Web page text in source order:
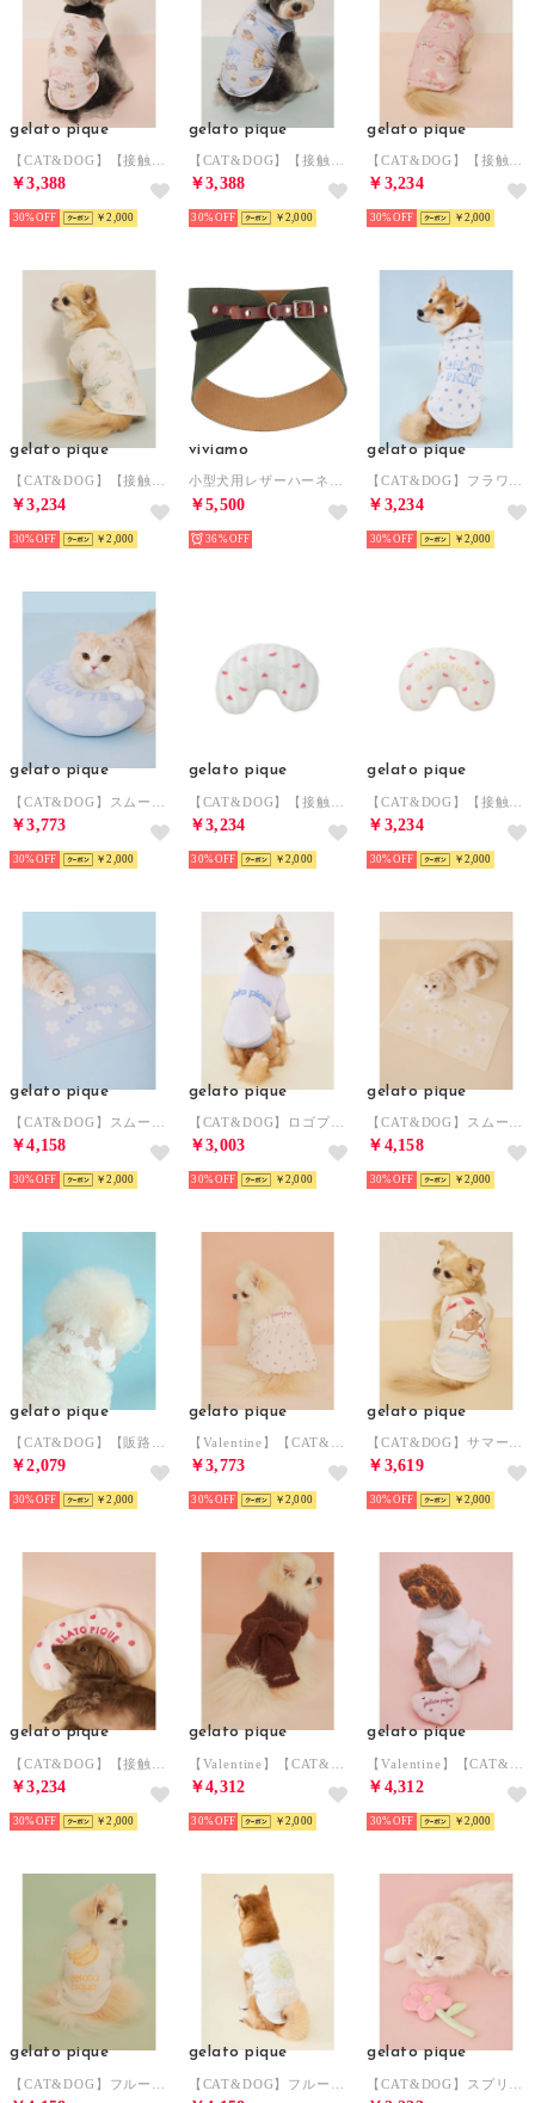
gelato pique
￥3,388
30% ￥2,000
gelato pique
￥3,388
30% ￥2,000
gelato pique
￥3,234
30% ￥2,000
gelato pique
【CAT&DOG】【接触冷感】ビーチ マルチーズ ポメラニアン チワワ柄Coolingプルオーバー 【返品不可商品】 （CRM）
￥3,234
30% ￥2,000
viviamo
小型犬用レザーハーネス 【返品不可商品】 （GR）
￥5,500
36%
gelato pique
【CAT&DOG】フラワー柄裏毛フーディー 【返品不可商品】 （BLU）
￥3,234
30% ￥2,000
gelato pique
￥3,773
30% ￥2,000
gelato pique
￥3,234
30% ￥2,000
gelato pique
￥3,234
30% ￥2,000
gelato pique
￥4,158
30% ￥2,000
gelato pique
￥3,003
30% ￥2,000
gelato pique
￥4,158
30% ￥2,000
gelato pique
￥2,079
30% ￥2,000
gelato pique
￥3,773
30% ￥2,000
gelato pique
￥3,619
30% ￥2,000
gelato pique
￥3,234
30% ￥2,000
gelato pique
￥4,312
30% ￥2,000
gelato pique
￥4,312
30% ￥2,000
gelato pique gelato pique gelato pique